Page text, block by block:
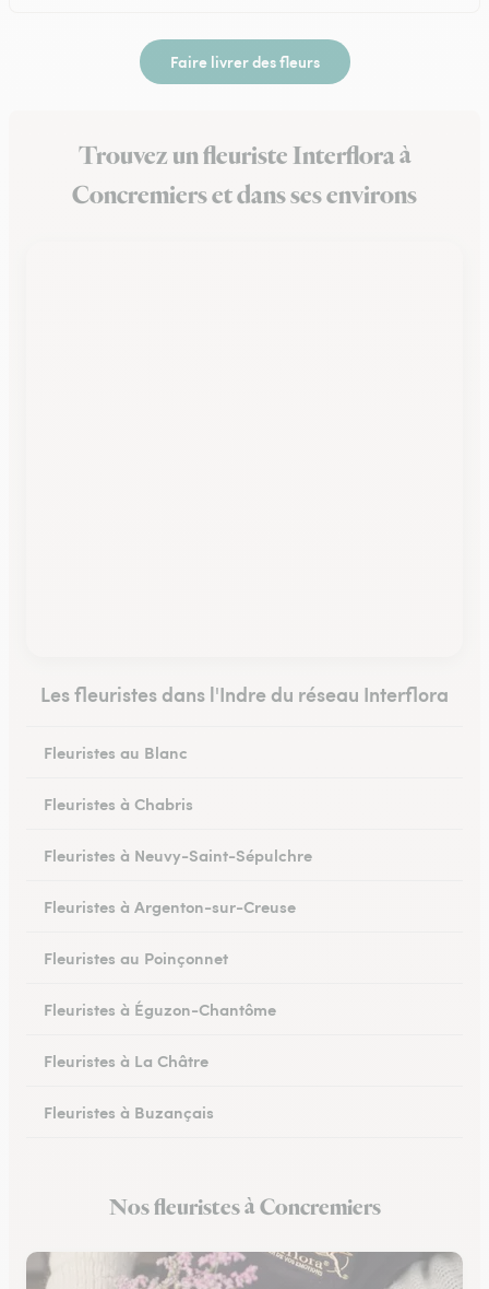
Faire livrer des fleurs
Trouvez un fleuriste Interflora à
Concremiers et dans ses environs
Les fleuristes dans l'Indre du réseau Interflora
Fleuristes au Blanc
Fleuristes à Chabris
Fleuristes à Neuvy-Saint-Sépulchre
Fleuristes à Argenton-sur-Creuse
Fleuristes au Poinçonnet
Fleuristes à Éguzon-Chantôme
Fleuristes à La Châtre
Fleuristes à Buzançais
Nos fleuristes à Concremiers